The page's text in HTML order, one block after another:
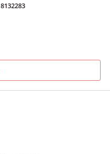
8132283